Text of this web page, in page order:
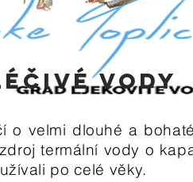
VODY
o velmi dlouhé a
termální vody o
po celé věky.